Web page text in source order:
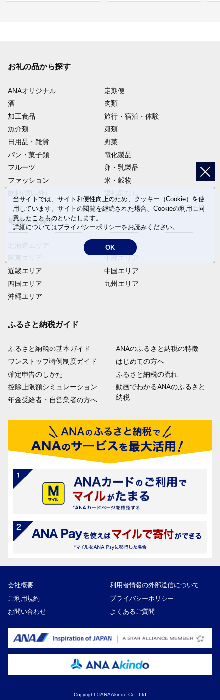
お礼の品から探す
ANAオリジナル
定期便
酒
肉類
加工食品
旅行・宿泊・体験
魚介類
麺類
日用品・雑貨
野菜
パン・菓子類
電化製品
フルーツ
卵・乳製品
ファッション
米・穀物
地域から探す
近畿エリア
四国エリア
沖縄エリア
東北エリア
中部エリア
中国エリア
九州エリア
ふるさと納税ガイド
ふるさと納税の基本ガイド
ワンストップ特例制度ガイド
確定申告のしかた
控除上限額シミュレーション
年金受給者・自営業者の方へ
ANAのふるさと納税の特徴
はじめての方へ
ふるさと納税の流れ
動画でわかるANAのふるさと
納税
会社概要
利用者情報の外部送信について
ご利用規約
プライバシーポリシー
お問い合わせ
よくあるご質問
Copyright ©ANA Akindo Co., Ltd
当サイトでは、サイト利便性向上のため、クッキー（Cookie）を使
用しています。サイトの閲覧を継続された場合、Cookieの利用に同
意したことものといたします。
詳細についてはプライバシーポリシーをお読みください。
OK